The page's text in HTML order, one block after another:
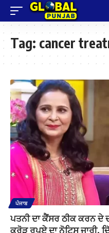
Tag: cancer
ਪੰਜਾਬ
ਪਤਨੀ ਦਾ ਕੈਂਸਰ ਠੀਕ ਕਰਨ ਦੇ
ਕਰੋੜ ਰੁਪਏ ਦਾ ਨੋਟਿਸ ਜਾਰੀ,